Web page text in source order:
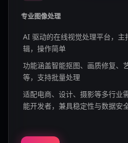
专业图像处理
AI 驱动的在线视觉处理平台，主
辑，操作简单
功能涵盖智能抠图、画质修复、
等，支持批量处理
适配电商、设计、摄影等多行业
能开发者，兼具稳定性与数据安